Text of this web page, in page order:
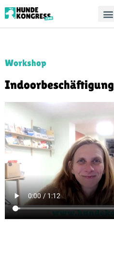
Workshop
Indoor­beschäftigung